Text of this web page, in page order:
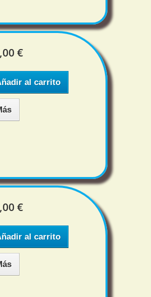
€
al carrito
€
al carrito